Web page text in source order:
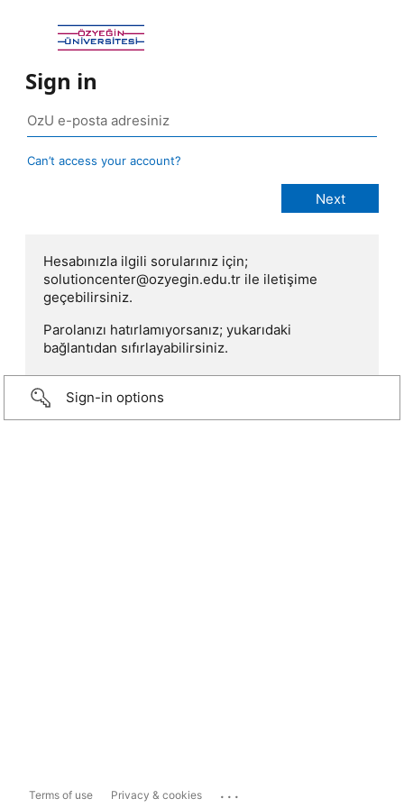
Sign in
Can’t access your account?
Hesabınızla ilgili sorularınız için;
solutioncenter@ozyegin.edu.tr ile iletişime
geçebilirsiniz.
Parolanızı hatırlamıyorsanız; yukarıdaki
bağlantıdan sıfırlayabilirsiniz.
Sign-in options
Terms of use Privacy & cookies ...